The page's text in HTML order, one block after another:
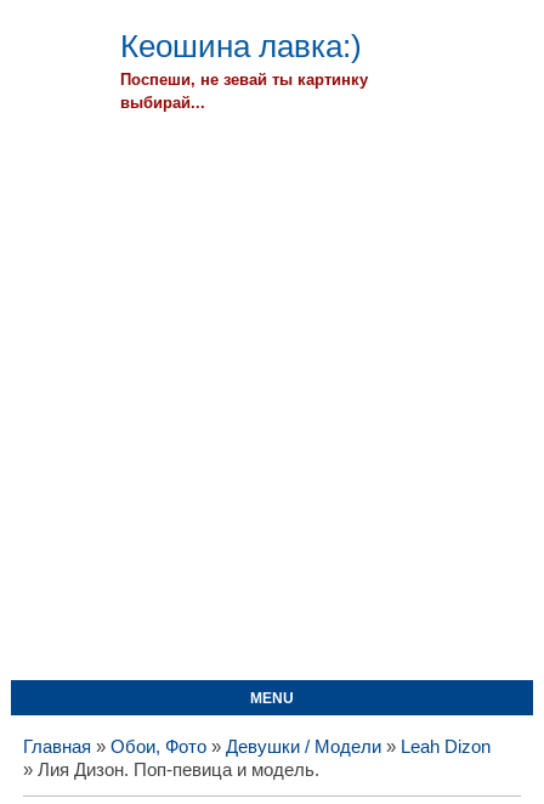
Кеошина лавка:)
Поспеши, не зевай ты картинку
выбирай...
MENU
Главная » Обои, Фото» Девушки / Модели» Leah Dizon
» Лия Дизон. Поп-певица и модель.